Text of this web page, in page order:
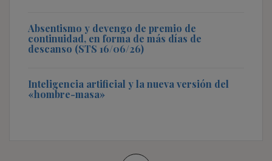
Absentismo y devengo de premio de
continuidad, en forma de más días de
descanso (STS 16/06/26)
Inteligencia artificial y la nueva versión del
«hombre-masa»